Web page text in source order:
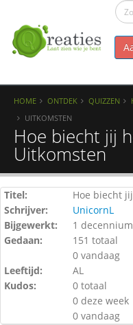
HOME ONTDEK QUIZZEN
UITKOMSTEN
Hoe biecht jij
Uitkomsten
Titel:
Hoe biecht
Schrijver:
UnicornL
Bijgewerkt:
1
Gedaan:
151 totaal
0 vandaag
Leeftijd:
AL
Kudos:
0 totaal
0 deze week
0 vandaag